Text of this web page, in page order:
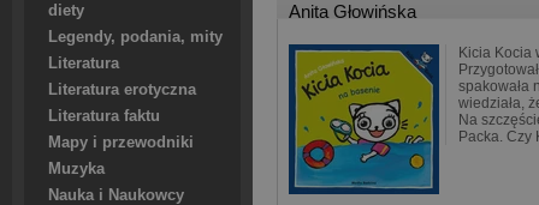
diety
Legendy, podania, mity
Literatura
Literatura erotyczna
Literatura faktu
Mapy i przewodniki
Muzyka
Nauka i Naukowcy
Anita Głowińska
Kicia Kocia
spakowała
wiedziała,
Na
Packa. Czy